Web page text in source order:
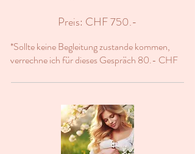
Preis: CHF 750.-
*Sollte keine Begleitung zustande kommen,
verrechne ich für dieses Gespräch 80.- CHF